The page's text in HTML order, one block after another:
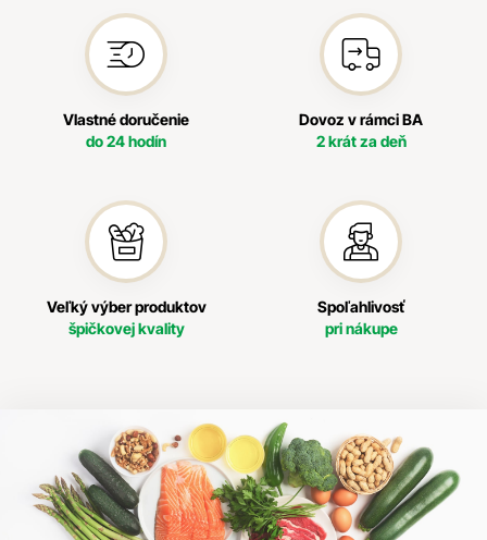
Vlastné doručenie
do 24 hodín
Dovoz v rámci BA
2 krát za deň
Veľký výber produktov
špičkovej kvality
Spoľahlivosť
pri nákupe